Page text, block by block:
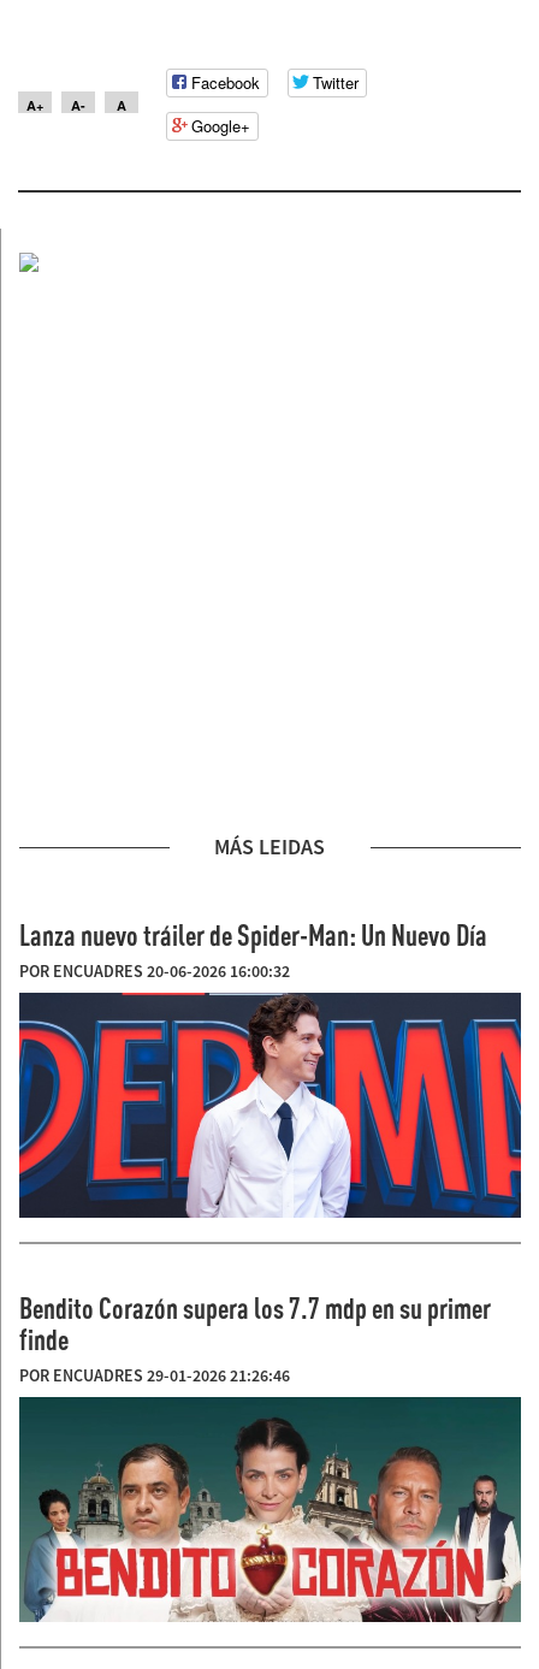
A+ A- A
Facebook
Twitter
Google+
MÁS LEIDAS
Lanza nuevo tráiler de Spider-Man: Un Nuevo Día
POR ENCUADRES 20-06-2026 16:00:32
Bendito Corazón supera los 7.7 mdp en su primer
finde
POR ENCUADRES 29-01-2026 21:26:46